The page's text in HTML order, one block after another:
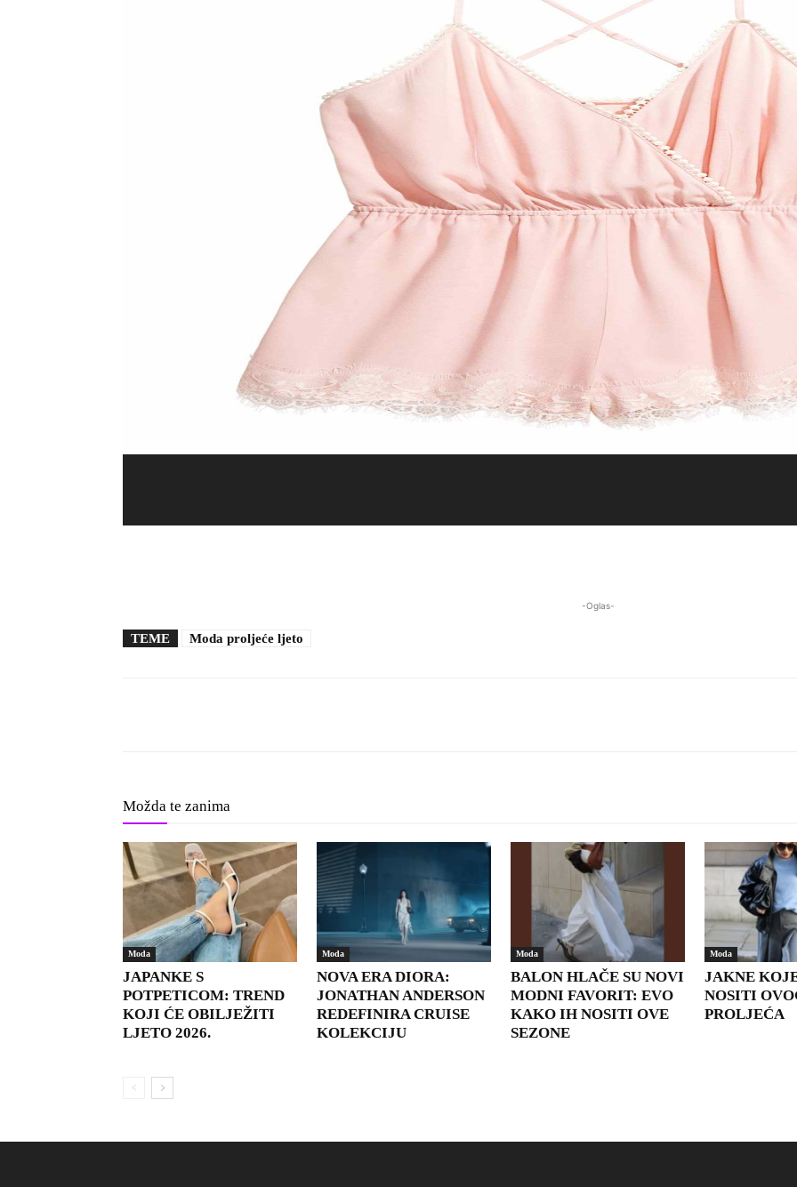
-Oglas-
TEME Moda proljeće ljeto
Možda te zanima
Moda
JAPANKE S
POTPETICOM: TREND
KOJI ĆE OBILJEŽITI
LJETO 2026.
Moda
NOVA ERA DIORA:
JONATHAN ANDERSON
REDEFINIRA CRUISE
KOLEKCIJU
Moda
BALON HLAČE SU NOVI
MODNI FAVORIT: EVO
KAKO IH NOSITI OVE
SEZONE
Moda
JAKNE
NOSITI
PROLJEĆA